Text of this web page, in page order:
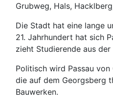
Grubweg, Hals,
Die Stadt hat eine lange
21. Jahrhundert hat sich
zieht Studierende aus der
Politisch wird Passau
die auf dem Georgsberg
Bauwerken.